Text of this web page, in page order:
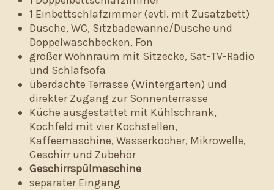
1 Einbettschlafzimmer (evtl. mit Zusatzbett)
Dusche, WC, Sitzbadewanne/Dusche und
Doppelwaschbecken, Fön
großer Wohnraum mit Sitzecke, Sat-TV-Radio
und Schlafsofa
überdachte Terrasse (Wintergarten) und
direkter Zugang zur Sonnenterrasse
Küche ausgestattet mit Kühlschrank,
Kochfeld mit vier Kochstellen,
Kaffeemaschine, Wasserkocher, Mikrowelle,
Geschirr und Zubehör
Geschirrspülmaschine
separater Eingang